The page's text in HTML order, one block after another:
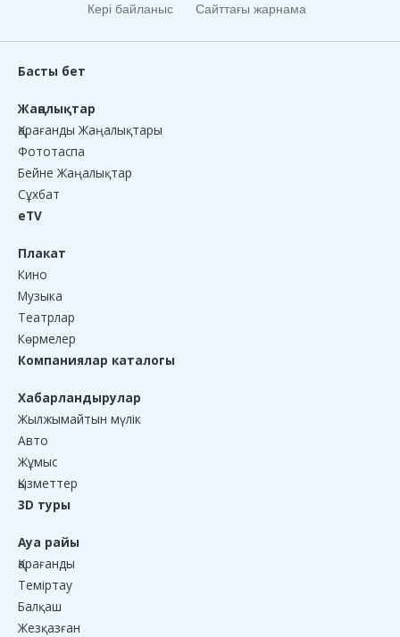
Кері байланыс Сайттағы жарнама
Басты бет
Жаңалықтар
Қарағанды Жаңалықтары
Фототаспа
Бейне Жаңалықтар
Сұхбат
eTV
Плакат
Кино
Музыка
Театрлар
Көрмелер
Компаниялар каталогы
Хабарландырулар
Жылжымайтын мүлік
Авто
Жұмыс
Қызметтер
3D туры
Ауа райы
Қарағанды
Теміртау
Балқаш
Жезқазған